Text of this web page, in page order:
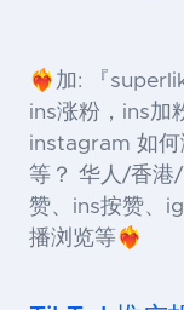
❤️‍🔥加: 『
ins涨粉，ins加
instagram 如何
等？ 华人/香港
赞、ins按赞、
播浏览等❤️‍🔥